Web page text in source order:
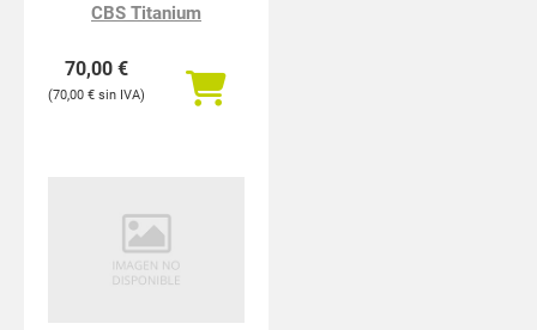
CBS Titanium
70,00 €
70,00 €